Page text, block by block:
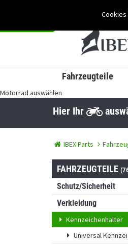
Fahrzeugteile
Motorrad auswählen
Hier Ihr
IBEX Parts
FAHRZEUGTEILE
Schutz/Sicherheit
Verkleidung
Kennzeichenhalter
Universal